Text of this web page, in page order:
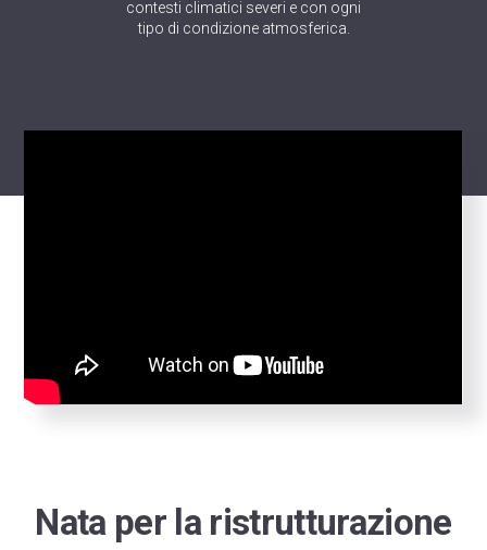
contesti climatici severi e con ogni
tipo di condizione atmosferica.
Nata per la ristrutturazione